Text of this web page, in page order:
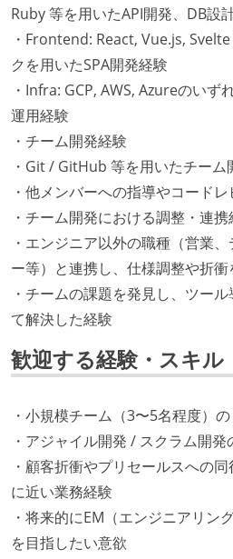
Ruby 等を用いたAPI開発、DB設
・Frontend: React, Vue.js,
クを用いたSPA開発経験
・Infra: GCP, AWS, Azureのいず
運用経験
・チーム開発経験
・Git / GitHub 等を用いたチーム
・他メンバーへの指導やコード
・チーム開発における調整・連携
・エンジニア以外の職種（営業
ー等）と連携し、仕様調整や折
・チームの課題を発見し、ツー
て解決した経験
歓迎する経験・スキル
・小規模チーム（3〜5名程度）
・アジャイル開発 / スクラム開
・顧客折衝やプリセールスへの
に近い業務経験
・将来的にEM（エンジニアリン
を目指したい意欲